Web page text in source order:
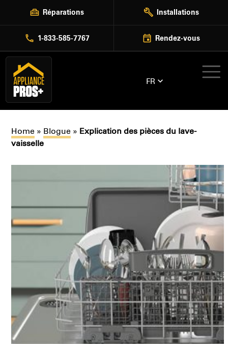
Réparations Installations
1-833-585-7767 Rendez-vous
FR
Home » Blogue » Explication des pièces du lave-
vaisselle